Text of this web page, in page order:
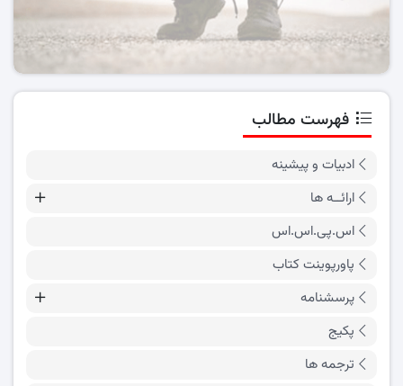
فهرست مطالب
ادبیات و پیشینه
ارائــه ها
اس.پی.اس.اس
پاورپوینت کتاب
پرسشنامه
پکیج
ترجمه ها